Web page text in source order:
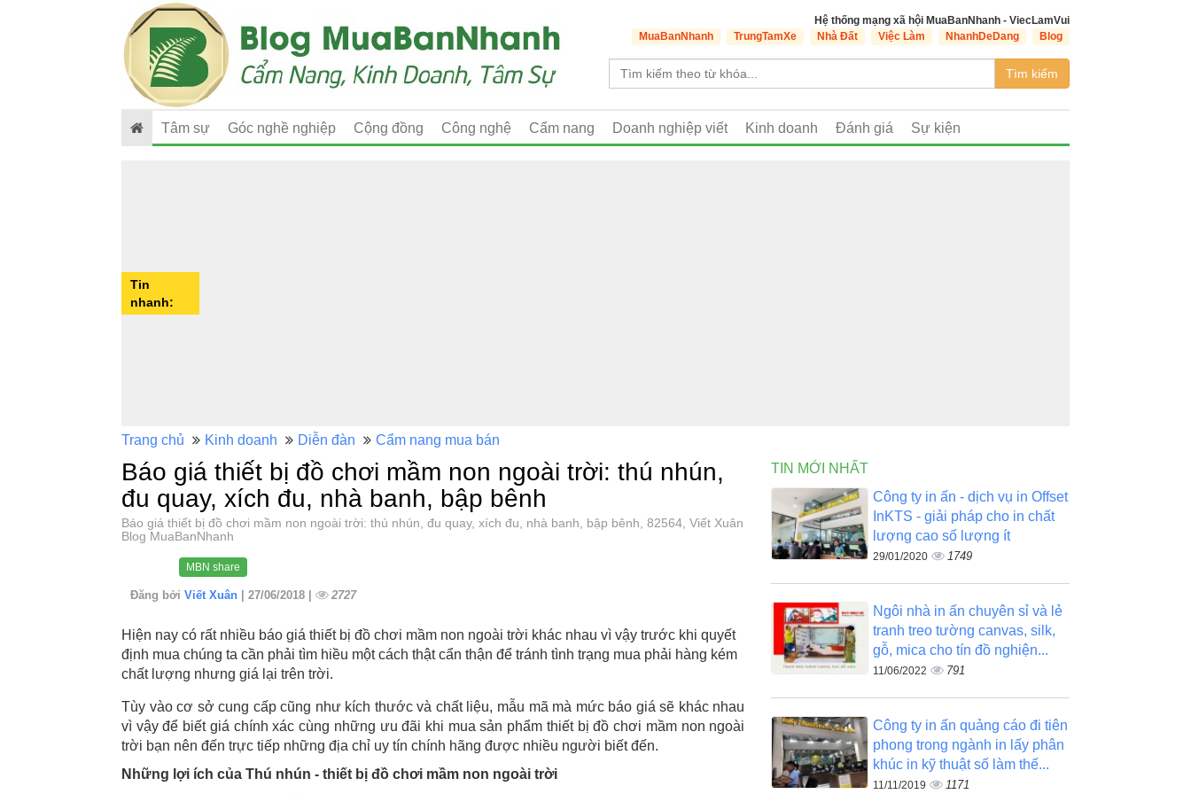
Hệ thống mạng xã hội MuaBanNhanh - ViecLamVui
MuaBanNhanh
TrungTamXe Nhà Đất Việc Làm NhanhDeDang Blog
Tìm kiếm
Tâm sự Góc nghề nghiệp Cộng đồng Công nghệ Cẩm nang Doanh nghiệp viết Kinh doanh Đánh giá Sự kiện
Tin
nhanh:
Trang chủ Kinh doanh Diễn đàn Cẩm nang mua bán
Báo giá thiết bị đồ chơi mầm non ngoài trời: thú nhún,
đu quay, xích đu, nhà banh, bập bênh
Báo giá thiết bị đồ chơi mầm non ngoài trời: thú nhún, đu quay, xích đu, nhà banh, bập bênh, 82564, Viết Xuân
Blog MuaBanNhanh
MBN share
Đăng bởi Viết Xuân | 27/06/2018 | 2727
Hiện nay có rất nhiều báo giá thiết bị đồ chơi mầm non ngoài trời khác nhau vì vậy trước khi quyết
định mua chúng ta cần phải tìm hiều một cách thật cẩn thận để tránh tình trạng mua phải hàng kém
chất lượng nhưng giá lại trên trời.
Tùy vào cơ sở cung cấp cũng như kích thước và chất liệu, mẫu mã mà mức báo giá sẽ khác nhau
vì vậy để biết giá chính xác cùng những ưu đãi khi mua sản phẩm thiết bị đồ chơi mầm non ngoài
trời bạn nên đến trực tiếp những địa chỉ uy tín chính hãng được nhiều người biết đến.
Những lợi ích của Thú nhún - thiết bị đồ chơi mầm non ngoài trời
TIN MỚI NHẤT
Công ty in ấn - dịch vụ in Offset
InKTS - giải pháp cho in chất
lượng cao số lượng ít
29/01/2020 1749
Ngôi nhà in ấn chuyên sỉ và lẻ
tranh treo tường canvas, silk,
gỗ, mica cho tín đồ nghiện...
11/06/2022 791
Công ty in ấn quảng cáo đi tiên
phong trong ngành in lấy phân
khúc in kỹ thuật số làm thế...
11/11/2019 1171